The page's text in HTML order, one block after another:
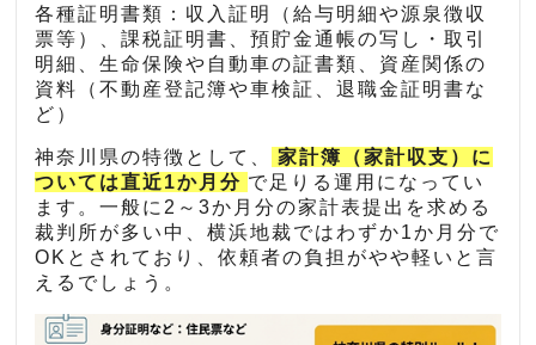
各種証明書類：収入証明（給与明細や源泉徴収
票等）、課税証明書、預貯金通帳の写し・取引
明細、生命保険や自動車の証書類、資産関係の
資料（不動産登記簿や車検証、退職金証明書な
ど）
神奈川県の特徴として、
家計簿（家計収支）に
ついては直近1か月分 で足りる運用になってい
ます。一般に2～3か月分の家計表提出を求める
裁判所が多い中、横浜地裁ではわずか1か月分で
OKとされており、依頼者の負担がやや軽いと言
えるでしょう。